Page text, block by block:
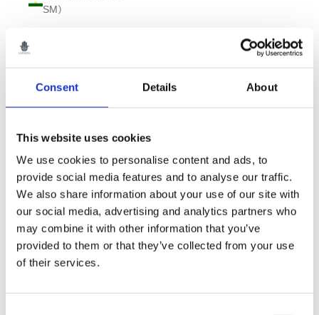
Consent Details About
This website uses cookies
We use cookies to personalise content and ads, to
provide social media features and to analyse our traffic.
We also share information about your use of our site with
our social media, advertising and analytics partners who
may combine it with other information that you’ve
provided to them or that they’ve collected from your use
of their services.
ЅМ)
Timor-Leste (USD $)
Tokelau (NZD $)
Tonga (TOP T$)
Trinidad und Tobago
(TTD $)
Tristan da Cunha (GBP
£)
Tschad (XAF CFA)
Tschechien (CZK Kč)
Tunesien (GBP £)